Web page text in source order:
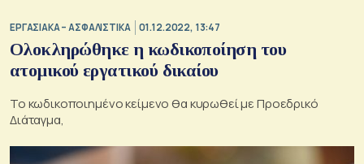
ΕΡΓΑΣΙΑΚΑ – ΑΣΦΑΛΙΣΤΙΚΑ 01.12.2022, 13:47
Ολοκληρώθηκε η κωδικοποίηση του
ατομικού εργατικού δικαίου
Το κωδικοποιημένο κείμενο θα κυρωθεί με Προεδρικό
Διάταγμα,